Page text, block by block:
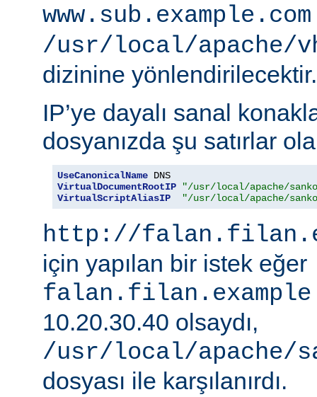
www.sub.example.com
/usr/local/apache/
dizinine yönlendirilecektir.
IP’ye dayalı sanal
dosyanızda şu satırlar
UseCanonicalName
VirtualDocumentRootIP
"/usr/local/apache/
VirtualScriptAliasIP
"/usr/local/apache/
http://
için yapılan bir istek eğer
10.20.30.40 olsaydı,
/usr/local/apache/
dosyası ile karşılanırdı.